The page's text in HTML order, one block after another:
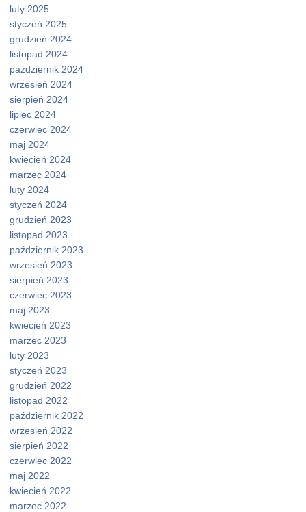
luty 2025
styczeń 2025
grudzień 2024
listopad 2024
październik 2024
wrzesień 2024
sierpień 2024
lipiec 2024
czerwiec 2024
maj 2024
kwiecień 2024
marzec 2024
luty 2024
styczeń 2024
grudzień 2023
listopad 2023
październik 2023
wrzesień 2023
sierpień 2023
czerwiec 2023
maj 2023
kwiecień 2023
marzec 2023
luty 2023
styczeń 2023
grudzień 2022
listopad 2022
październik 2022
wrzesień 2022
sierpień 2022
czerwiec 2022
maj 2022
kwiecień 2022
marzec 2022